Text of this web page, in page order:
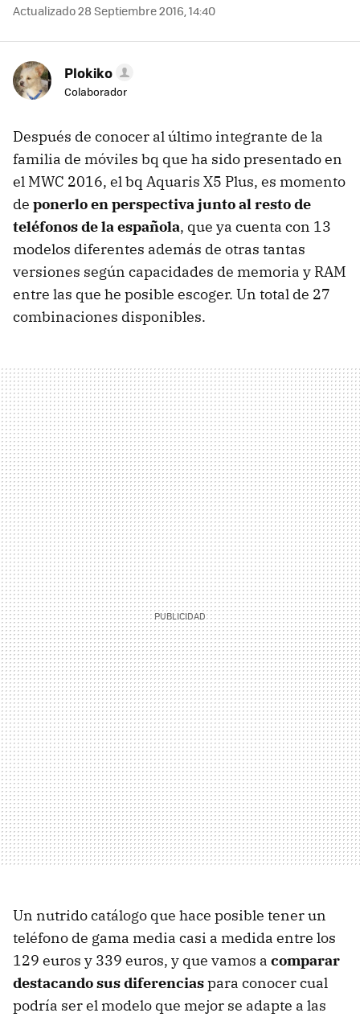
Actualizado 28 Septiembre 2016, 14:40
Plokiko
Colaborador
Después de conocer al último integrante de la
familia de móviles bq que ha sido presentado en
el MWC 2016, el bq Aquaris X5 Plus, es momento
de ponerlo en perspectiva junto al resto de
teléfonos de la española, que ya cuenta con 13
modelos diferentes además de otras tantas
versiones según capacidades de memoria y RAM
entre las que he posible escoger. Un total de 27
combinaciones disponibles.
Un nutrido catálogo que hace posible tener un
teléfono de gama media casi a medida entre los
129 euros y 339 euros, y que vamos a comparar
destacando sus diferenciaspara conocer cual
podría ser el modelo que mejor se adapte a las